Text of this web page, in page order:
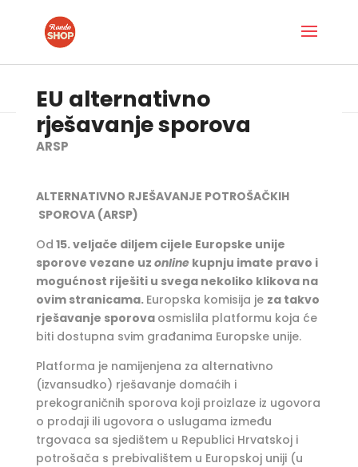
EU alternativno
rješavanje sporova
ARSP
ALTERNATIVNO RJEŠAVANJE POTROŠAČKIH
SPOROVA (ARSP)
Od 15. veljače diljem cijele Europske unije
sporove vezane uz online kupnju imate pravo i
mogućnost riješiti u svega nekoliko klikova na
ovim stranicama. Europska komisija je za takvo
rješavanje sporova osmislila platformu koja će
biti dostupna svim građanima Europske unije.
Platforma je namijenjena za alternativno
(izvansudko) rješavanje domaćih i
prekograničnih sporova koji proizlaze iz ugovora
o prodaji ili ugovora o uslugama između
trgovaca sa sjedištem u Republici Hrvatskoj i
potrošača s prebivalištem u Europskoj uniji (u